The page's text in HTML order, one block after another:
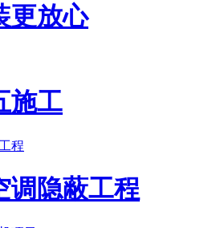
更放心
施工
调隐蔽工程